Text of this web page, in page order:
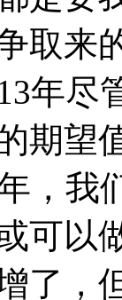
取来
年尽
期望
，我
可以
了，